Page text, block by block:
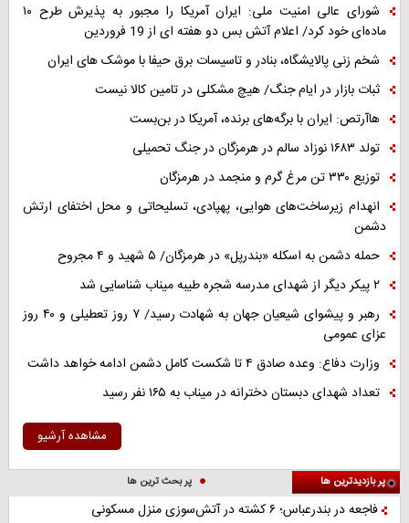
شورای عالی امنیت ملی: ایران آمریکا را مجبور به پذیرش طرح ۱۰
ماده‌ای خود کرد/ اعلام آتش بس دو هفته ای از 19 فروردین
شخم زنی پالایشگاه، بنادر و تاسیسات برق حیفا با موشک های ایران
ثبات بازار در ایام جنگ/ هیچ مشکلی در تامین کالا نیست
هاآرتص: ایران با برگه‌های برنده، آمریکا در بن‌بست
تولد ۱۶۸۳ نوزاد سالم در هرمزگان در جنگ تحمیلی
توزیع ۳۳۰ تن مرغ گرم و منجمد در هرمزگان
انهدام زیرساخت‌های هوایی، پهپادی، تسلیحاتی و محل اختفای ارتش
دشمن
حمله دشمن به اسکله «بندرپل» در هرمزگان/ ۵ شهید و ۴ مجروح
۲ پیکر دیگر از شهدای مدرسه شجره طیبه میناب شناسایی شد
رهبر و پیشوای شیعیان جهان به شهادت رسید/ ۷ روز تعطیلی و ۴۰ روز
عزای عمومی
وزارت دفاع: وعده صادق ۴ تا شکست کامل دشمن ادامه خواهد داشت
تعداد شهدای دبستان دخترانه در میناب به ۱۶۵ نفر رسید
مشاهده آرشیو
پر بازدیدترین ها پر بحث ترین ها
فاجعه در بندرعباس؛ ۶ کشته در آتش‌سوزی منزل مسکونی